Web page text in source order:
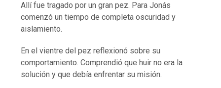
Allí fue tragado por un gran pez. Para Jonás
comenzó un tiempo de completa oscuridad y
aislamiento.
En el vientre del pez reflexionó sobre su
comportamiento. Comprendió que huir no era la
solución y que debía enfrentar su misión.